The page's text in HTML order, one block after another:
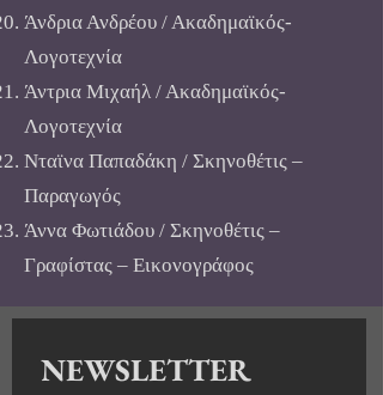
Άνδρια Ανδρέου / Ακαδημαϊκός-
Λογοτεχνία
Άντρια Μιχαήλ / Ακαδημαϊκός-
Λογοτεχνία
Νταϊνα Παπαδάκη / Σκηνοθέτις –
Παραγωγός
Άννα Φωτιάδου / Σκηνοθέτις –
Γραφίστας – Εικονογράφος
NEWSLETTER